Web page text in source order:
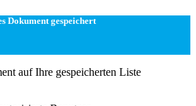
Dokument gespeichert
auf Ihre gespeicherten Liste